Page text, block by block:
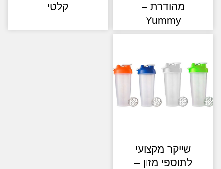
מהודרת –
Yummy
שייקר מקצועי
לתוספי מזון –